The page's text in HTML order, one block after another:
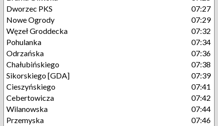
Dworzec PKS
07:27
Nowe Ogrody
07:29
Węzeł Groddecka
07:32
Pohulanka
07:34
Odrzańska
07:36
Chałubińskiego
07:38
Sikorskiego [GDA]
07:39
Cieszyńskiego
07:41
Cebertowicza
07:42
Wilanowska
07:44
Przemyska
07:46